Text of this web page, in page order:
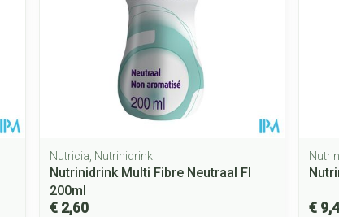
Nutricia, Nutrinidrink
Nutrinidrink Multi Fibre Neutraal Fl
200ml
€ 2,60 €